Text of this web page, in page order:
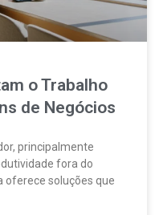
o Trabalho
de Negócios
principalmente
fora do
oferece soluções que